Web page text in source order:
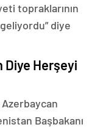
topraklarının
diye
Diye Herşeyi
Başbakanı